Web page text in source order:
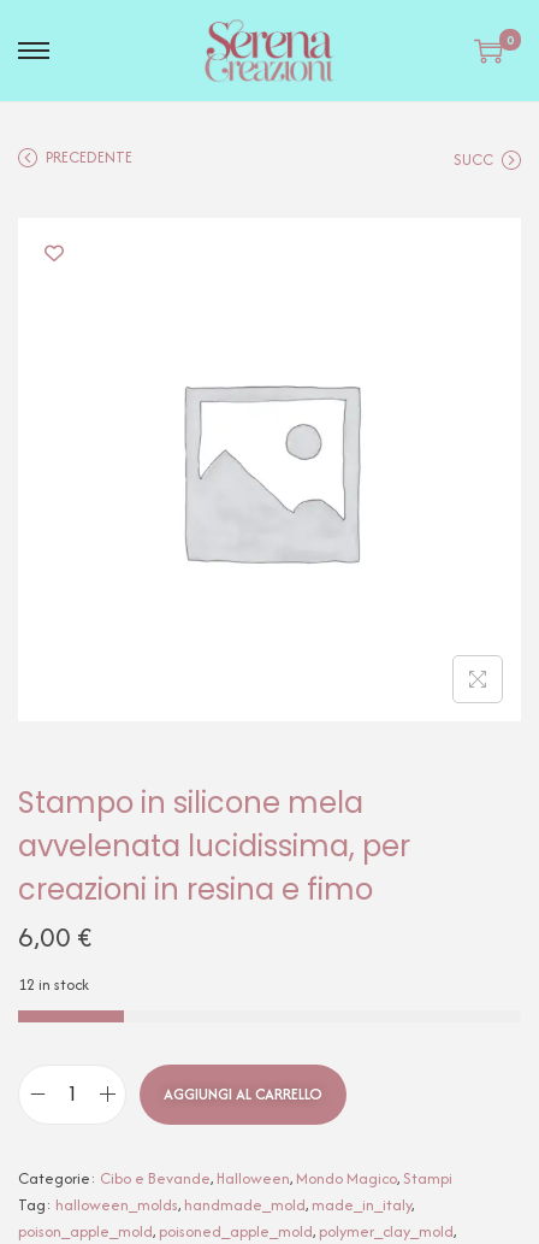
0
PRECEDENTE SUCC
Stampo in silicone mela
avvelenata lucidissima, per
creazioni in resina e fimo
6,00 €
12 in stock
AGGIUNGI AL CARRELLO
Categorie: Cibo e Bevande, Halloween, Mondo Magico,Stampi
Tag: halloween_molds, handmade_mold, made_in_italy,
poison_apple_mold, poisoned_apple_mold, polymer_clay_mold,